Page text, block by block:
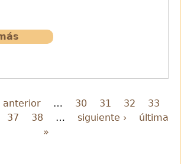
y
de
E.Elgar
anterior … 30 31 32
33
37 38 … siguiente ›
última
»